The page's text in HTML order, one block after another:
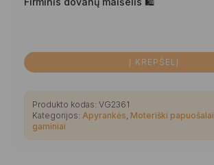
Į KREPŠELĮ
Produkto kodas: VG2361
Kategorijos: Apyrankės Moteriški papuošalai
gaminiai